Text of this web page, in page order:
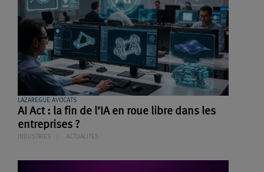
LAZAREGUE AVOCATS
AI Act : la fin de l’IA en roue libre dans les
entreprises ?
INDUSTRIES ACTUALITES